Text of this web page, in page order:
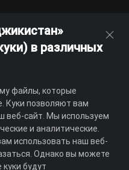
в различных
файлы, которые
Куки позволяют вам
веб-сайт. Мы используем
и аналитические.
использовать наш веб-
Однако вы можете
будут